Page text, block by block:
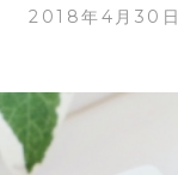
2018年4月30日